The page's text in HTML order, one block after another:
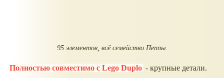
95 элементов, всё семейство Пеппы.
Полностью совместимо с Lego Duplo - крупные детали.